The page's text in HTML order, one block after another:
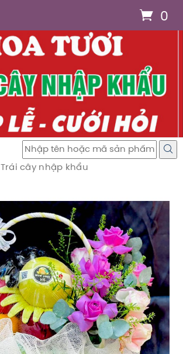
0
Trái cây nhập khẩu